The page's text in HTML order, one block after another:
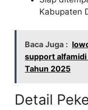
Kabupaten
Baca Juga :
support
Tahun 2025
Detail